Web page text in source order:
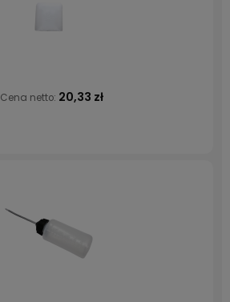
Cena netto: 20,33 zł